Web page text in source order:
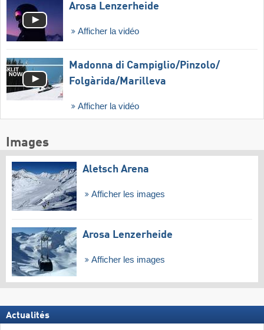
Arosa Lenzerheide
Afficher la vidéo
Madonna di Campiglio/​Pinzolo/​
Folgàrida/​Marilleva
Afficher la vidéo
Images
Aletsch Arena
Afficher les images
Arosa Lenzerheide
Afficher les images
Actualités